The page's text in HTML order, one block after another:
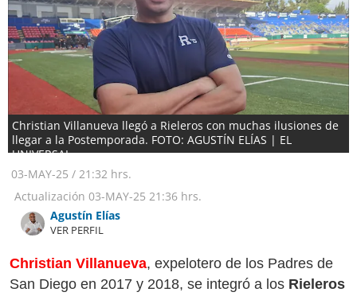
Christian Villanueva llegó a Rieleros con muchas ilusiones de
llegar a la Postemporada. FOTO: AGUSTÍN ELÍAS | EL
UNIVERSAL
03-MAY-25 / 21:32 hrs.
Actualización 03-MAY-25 21:36 hrs.
Agustín Elías
VER PERFIL
Christian Villanueva, expelotero de los Padres de
San Diego en 2017 y 2018, se integró a los Rieleros